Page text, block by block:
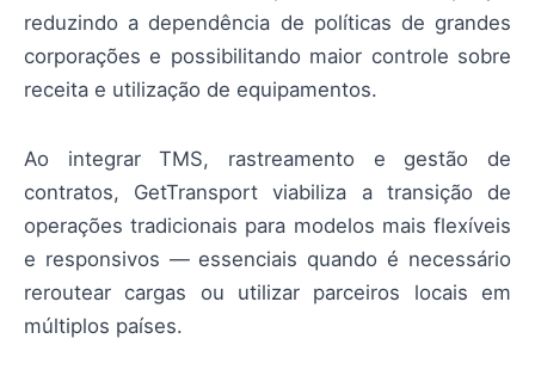
reduzindo a dependência de políticas de grandes
corporações e possibilitando maior controle sobre
receita e utilização de equipamentos.
Ao integrar TMS, rastreamento e gestão de
contratos, GetTransport viabiliza a transição de
operações tradicionais para modelos mais flexíveis
e responsivos — essenciais quando é necessário
reroutear cargas ou utilizar parceiros locais em
múltiplos países.